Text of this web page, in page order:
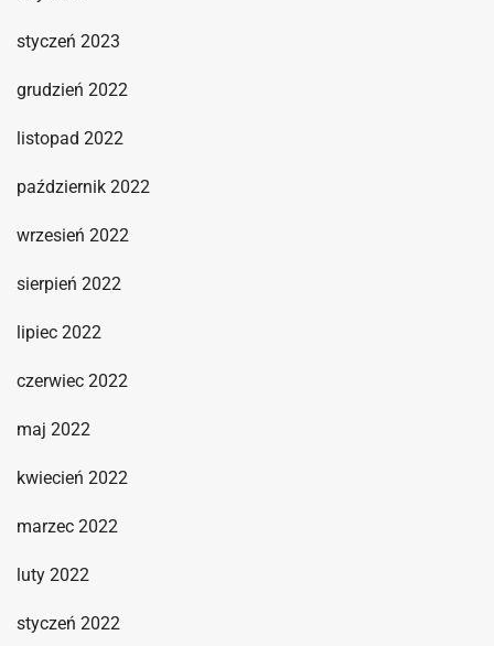
styczeń 2023
grudzień 2022
listopad 2022
październik 2022
wrzesień 2022
sierpień 2022
lipiec 2022
czerwiec 2022
maj 2022
kwiecień 2022
marzec 2022
luty 2022
styczeń 2022